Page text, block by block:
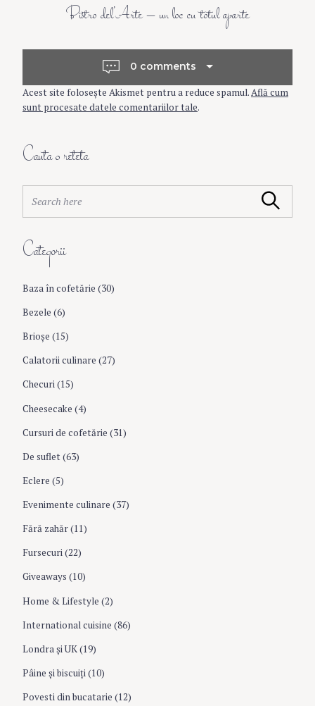
s
t
n
a
v
i
g
a
t
i
o
n
Bistro del’Arte – un loc cu totul aparte
0 comments
Acest site folosește Akismet pentru a reduce spamul. Află cum
sunt procesate datele comentariilor tale.
Cauta o reteta
a
c
o
r
Search
Categorii
Baza în cofetărie (30)
Bezele (6)
Brioşe (15)
Calatorii culinare (27)
Checuri(15)
Cheesecake (4)
Cursuri de cofetărie (31)
De suflet(63)
Eclere (5)
Evenimente culinare (37)
Fără zahăr(11)
Fursecuri(22)
Giveaways (10)
Home & Lifestyle (2)
International cuisine (86)
Londra şi UK(19)
Pâine şi biscuiţi(10)
Povesti din bucatarie (12)